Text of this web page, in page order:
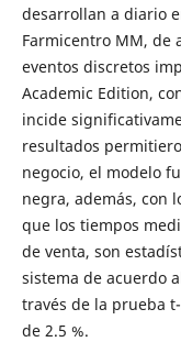
desarrollan a diario
Farmicentro MM, de
eventos discretos
Academic Edition,
incide
resultados
negocio, el modelo
negra, además, con
que los tiempos
de venta, son
sistema de acuerdo
través de la prueba
de 2.5 %.